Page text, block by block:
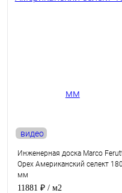
видео
Инженерная доска Marco
Орех Американский селект 180
мм
11881 ₽ / м2